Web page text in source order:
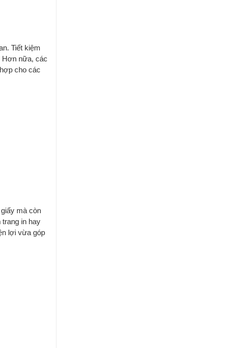
Tiết kiệm
Hơn nữa, các
cho các
mà còn
in hay
lợi vừa góp